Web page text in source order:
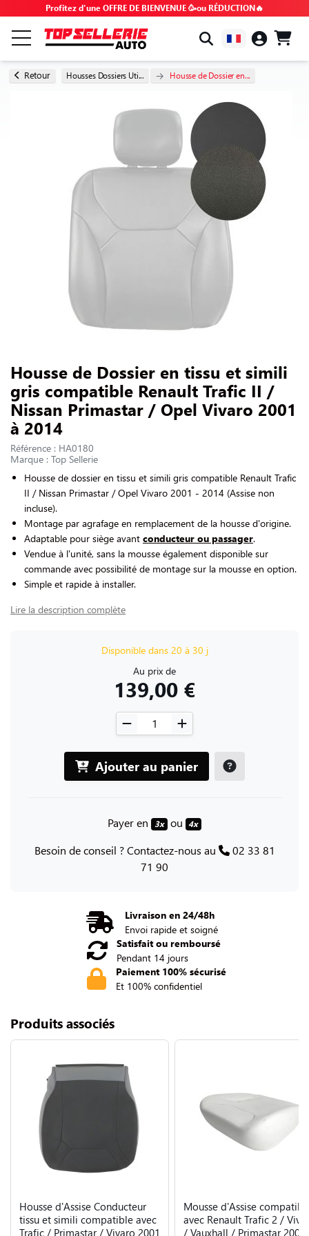
Profitez d'une OFFRE DE BIENVENUE 🥳ou RÉDUCTION🔥
PAR MARQUE & MODÈLE
CODES PROMO
CONSEILS & TUTOS
NOUS CONTACTER
Retour Housses Dossiers Uti... Housse de Dossier en...
Housse de Dossier en tissu et simili
gris compatible Renault Trafic II /
Nissan Primastar / Opel Vivaro 2001
à 2014
Référence : HA0180
Marque : Top Sellerie
Housse de dossier en tissu et simili gris compatible Renault Trafic
II / Nissan Primastar / Opel Vivaro 2001 - 2014 (Assise non
incluse).
Montage par agrafage en remplacement de la housse d'origine.
Adaptable pour siège avant conducteur ou passager.
Vendue à l'unité, sans la mousse également disponible sur
commande avec possibilité de montage sur la mousse en option.
Simple et rapide à installer.
Lire la description complète
Disponible dans 20 à 30 j
Au prix de
139,00 €
Ajouter au panier
Payer en 3x ou 4x
Besoin de conseil ? Contactez-nous au
02 33 81
71 90
Livraison en 24/48h
Envoi rapide et soigné
Satisfait ou remboursé
Pendant 14 jours
Paiement 100% sécurisé
Et 100% confidentiel
Produits associés
Housse d'Assise Conducteur
tissu et simili compatible avec
Trafic / Primastar / Vivaro 2001
Mousse d'Assise
avec Renault Trafic 2 /
/ Vauxhall / Primastar 2000